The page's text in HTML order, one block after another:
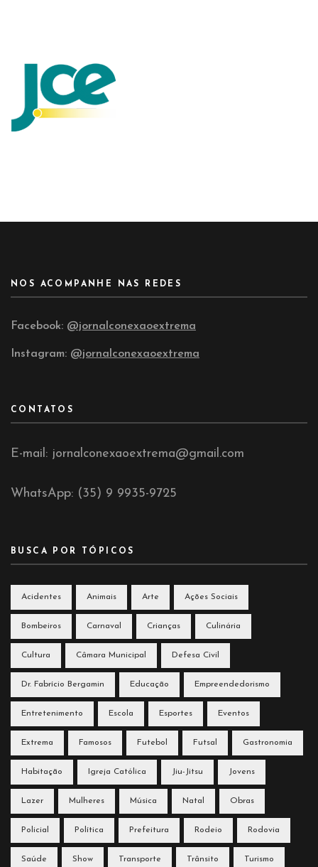
NOS ACOMPANHE NAS REDES
Facebook: @jornalconexaoextrema
Instagram: @jornalconexaoextrema
CONTATOS
E-mail: jornalconexaoextrema@gmail.com
WhatsApp: (35) 9 9935-9725
BUSCA POR TÓPICOS
Acidentes Animais Arte Ações Sociais
Bombeiros Carnaval Crianças Culinária
Cultura Câmara Municipal Defesa Civil
Dr. Fabrício Bergamin Educação Empreendedorismo
Entretenimento Escola Esportes Eventos
Extrema Famosos Futebol Futsal Gastronomia
Habitação Igreja Católica Jiu-Jitsu Jovens
Lazer Mulheres Música Natal Obras
Policial Política Prefeitura Rodeio Rodovia
Saúde Show Transporte Trânsito Turismo